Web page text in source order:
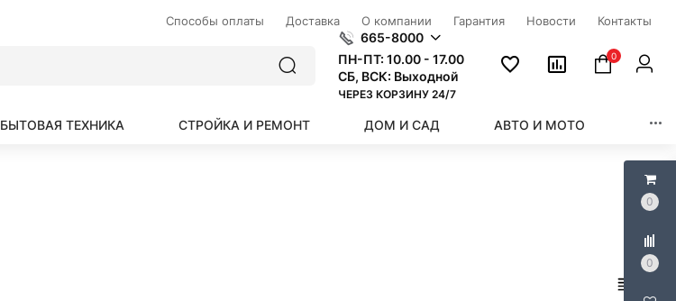
0
0
Способы оплаты Доставка О компании Гарантия Новости Контакты
665-8000
ПН-ПТ: 10.00 - 17.00
СБ, ВСК: Выходной
ЧЕРЕЗ КОРЗИНУ 24/7
0
БЫТОВАЯ ТЕХНИКА СТРОЙКА И РЕМОНТ ДОМ И САД АВТО И МОТО